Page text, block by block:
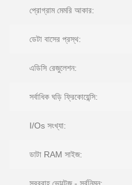
প্রোগ্রাম মেমরি আকার:
ডেটা বাসের প্রস্থ:
এডিসি রেজুলেশন:
সর্বাধিক ঘড়ি ফ্রিকোয়েন্সি:
I/Os সংখ্যা:
ডাটা RAM সাইজ: